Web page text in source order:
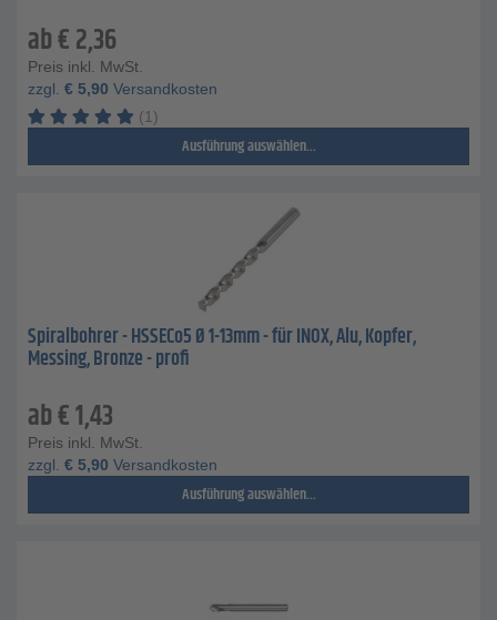
ab€2,36
Preis inkl. MwSt.
zzgl. € 5,90 Versandkosten
(1)
Ausführung auswählen...
Spiralbohrer - HSSECo5 Ø 1-13mm - für INOX, Alu, Kopfer,
Messing, Bronze - profi
ab€1,43
Preis inkl. MwSt.
zzgl. € 5,90 Versandkosten
Ausführung auswählen...